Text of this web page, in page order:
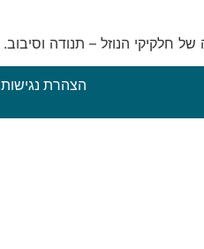
חלקיקי הנוזל – תנודה וסיבוב.
הצהרת נגישות